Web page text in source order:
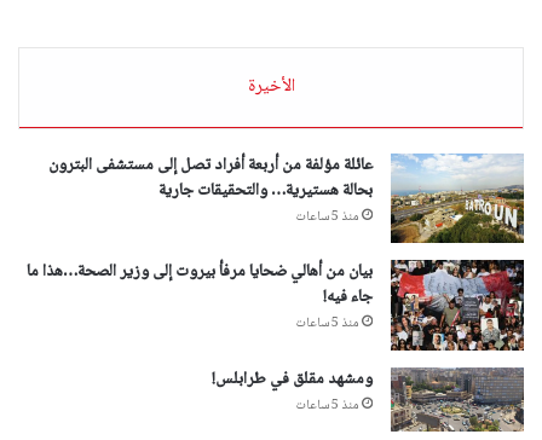
الأخيرة
عائلة مؤلفة من أربعة أفراد تصل إلى مستشفى البترون
بحالة هستيرية… والتحقيقات جارية
منذ 5 ساعات
بيان من أهالي ضحايا مرفأ بيروت إلى وزير الصحة…هذا ما
جاء فيه!
منذ 5 ساعات
ومشهد مقلق في طرابلس!
منذ 5 ساعات